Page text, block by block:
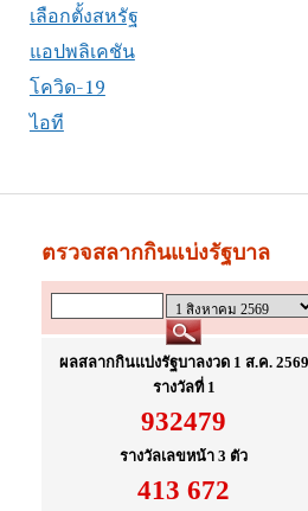
เลือกตั้งสหรัฐ
แอปพลิเคชัน
โควิด-19
ไอที